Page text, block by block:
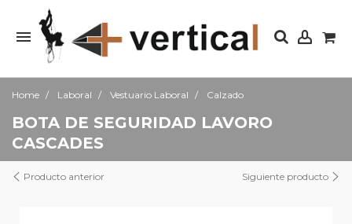
Home Laboral Vestuario Laboral Calzado
BOTA DE SEGURIDAD LAVORO
CASCADES
Producto anterior Siguiente producto